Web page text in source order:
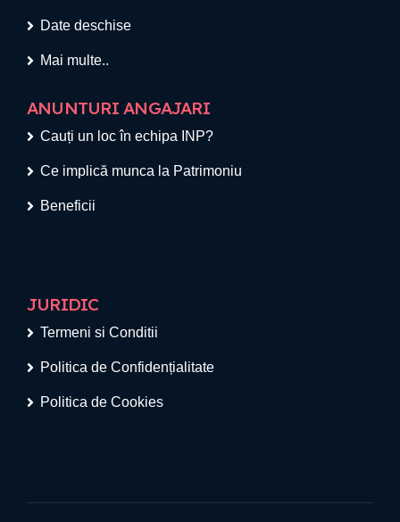
Date deschise
Mai multe..
ANUNTURI ANGAJARI
Cauți un loc în echipa INP?
Ce implică munca la Patrimoniu
Beneficii
JURIDIC
Termeni si Conditii
Politica de Confidențialitate
Politica de Cookies